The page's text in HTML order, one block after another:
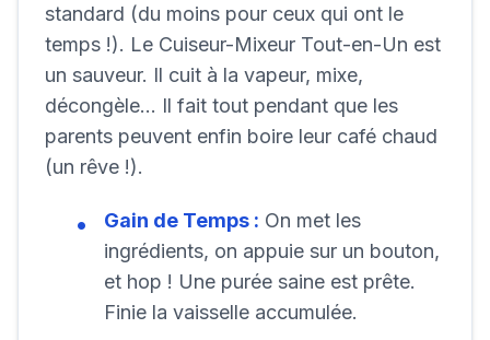
standard (du moins pour ceux qui ont le
temps !). Le Cuiseur-Mixeur Tout-en-Un est
un sauveur. Il cuit à la vapeur, mixe,
décongèle... Il fait tout pendant que les
parents peuvent enfin boire leur café chaud
(un rêve !).
Gain de Temps : On met les
ingrédients, on appuie sur un bouton,
et hop ! Une purée saine est prête.
Finie la vaisselle accumulée.